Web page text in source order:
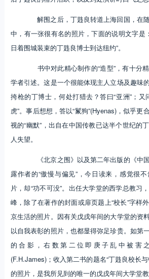
解围之后，丁韪良转道上海回国，在随
中，有一张很有名的照片，下面的说明文字是
日着围城装束的丁韪良博士到达纽约”。
书中对此精心制作的“造型”，有十分
学者引述。这是一个很能体现主人立场及趣味
挎枪的丁博士，何处打猎去？答曰“亚洲”；又
虎”。事后想想，答以“鬣狗”(Hyenas)，似乎更
视的“幽默”，出自在中国传教已达半个世纪的
人失望。
《北京之围》以及第二年出版的《中
露作者的“傲慢与偏见”，今日读来，感觉很
片，却“功不可没”。出任大学堂的西学总教习
峰，除了在著作的封面或扉页题上“校长”字样
京生活的照片。因有关戊戌年间的大学堂的资
以自我表彰的照片，也都显得弥足珍贵。如第
的合影，右数第二位即庚子乱中被害
(F.H.James)；收入第二书的题名“丁韪良校长
的照片，是我所见到的唯一的戊戌年间大学堂教